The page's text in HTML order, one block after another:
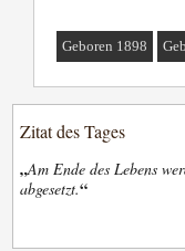
Geboren 1898
Zitat des Tages
„Am Ende des Lebens
abgesetzt.“